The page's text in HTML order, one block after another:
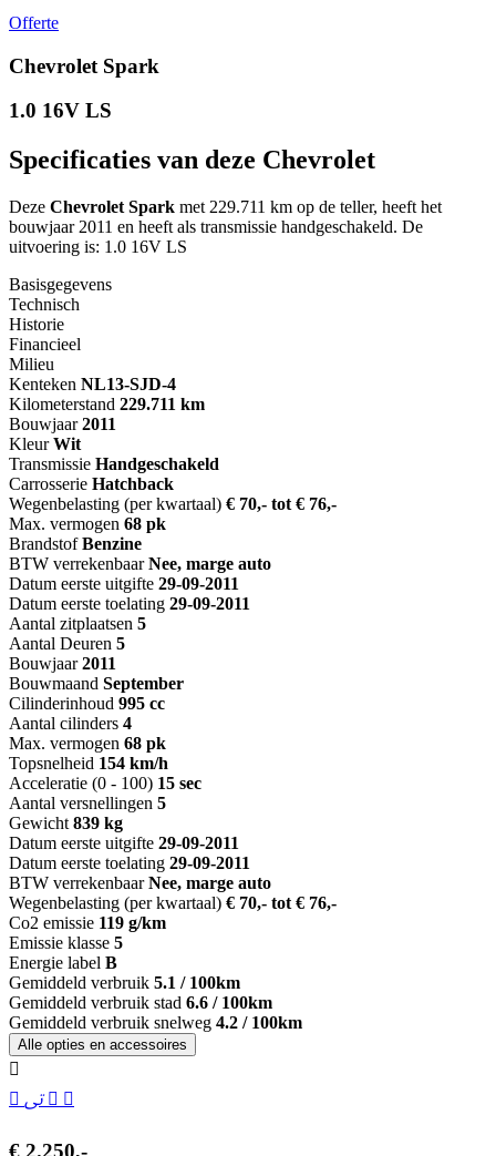
Offerte
Chevrolet Spark
1.0 16V LS
Specificaties van deze Chevrolet
Deze Chevrolet Spark met 229.711 km op de teller, heeft het
bouwjaar 2011 en heeft als transmissie handgeschakeld. De
uitvoering is: 1.0 16V LS
Basisgegevens
Technisch
Historie
Financieel
Milieu
Kenteken NL13-SJD-4
Kilometerstand 229.711 km
Bouwjaar 2011
Kleur Wit
Transmissie Handgeschakeld
Carrosserie Hatchback
Wegenbelasting (per kwartaal) € 70,- tot € 76,-
Max. vermogen 68 pk
Brandstof Benzine
BTW verrekenbaar Nee, marge auto
Datum eerste uitgifte 29-09-2011
Datum eerste toelating 29-09-2011
Aantal zitplaatsen 5
Aantal Deuren 5
Bouwjaar 2011
Bouwmaand September
Cilinderinhoud 995 cc
Aantal cilinders 4
Max. vermogen 68 pk
Topsnelheid 154 km/h
Acceleratie (0 - 100) 15 sec
Aantal versnellingen 5
Gewicht 839 kg
Datum eerste uitgifte 29-09-2011
Datum eerste toelating 29-09-2011
BTW verrekenbaar Nee, marge auto
Wegenbelasting (per kwartaal) € 70,- tot € 76,-
Co2 emissie 119 g/km
Emissie klasse 5
Energie label B
Gemiddeld verbruik 5.1 / 100km
Gemiddeld verbruik stad 6.6 / 100km
Gemiddeld verbruik snelweg 4.2 / 100km
Alle opties en accessoires
€ 2.250,-